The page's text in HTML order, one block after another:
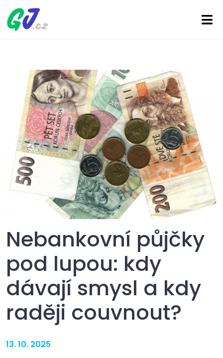
Nebankovní půjčky
pod lupou: kdy
dávají smysl a kdy
raději couvnout?
13. 10. 2025